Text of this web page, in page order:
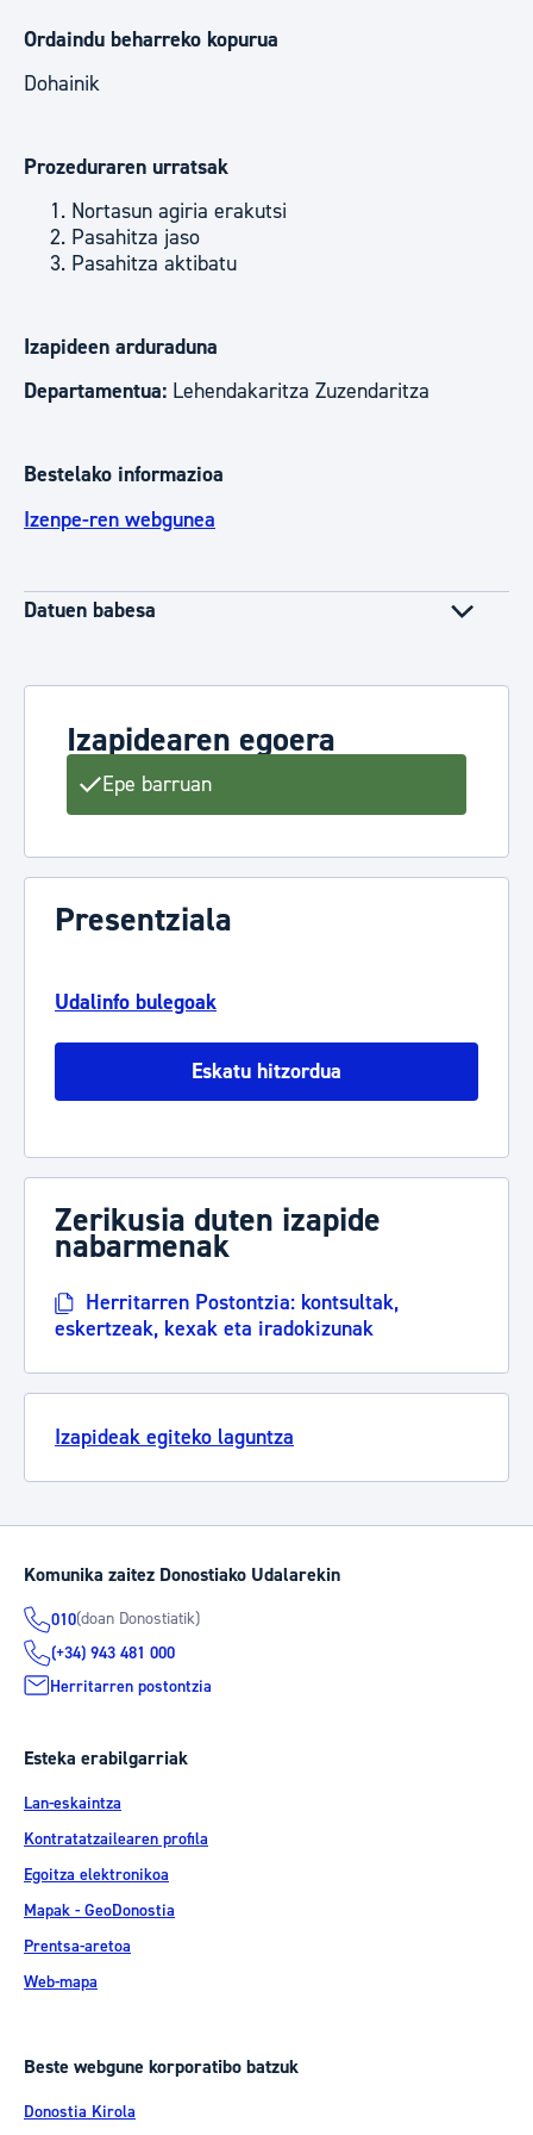
Ordaindu beharreko kopurua
Dohainik
Prozeduraren urratsak
Nortasun agiria erakutsi
Pasahitza jaso
Pasahitza aktibatu
Izapideen arduraduna
Departamentua: Lehendakaritza Zuzendaritza
Bestelako informazioa
Izenpe-ren webgunea
Datuen babesa
Izapidearen egoera
Epe barruan
Presentziala
Udalinfo bulegoak
Eskatu hitzordua
Zerikusia duten izapide
nabarmenak
Herritarren Postontzia: kontsultak,
eskertzeak, kexak eta iradokizunak
Izapideak egiteko laguntza
Komunika zaitez Donostiako Udalarekin
010(doan Donostiatik)
(+34) 943 481 000
Herritarren postontzia
Esteka erabilgarriak
Lan-eskaintza
Kontratatzailearen profila
Egoitza elektronikoa
Mapak - GeoDonostia
Prentsa-aretoa
Web-mapa
Beste webgune korporatibo batzuk
Donostia Kirola